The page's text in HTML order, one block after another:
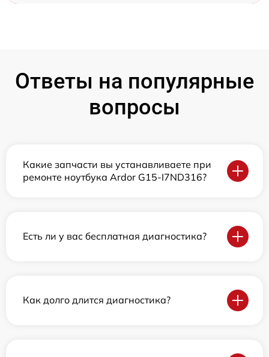
Ответы на популярные
вопросы
Какие запчасти вы устанавливаете при
ремонте ноутбука Ardor G15-I7ND316?
Есть ли у вас бесплатная диагностика?
Как долго длится диагностика?